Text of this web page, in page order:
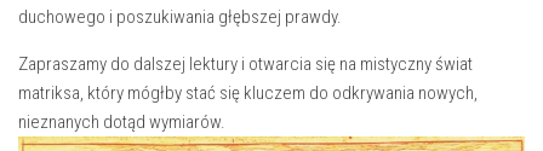
duchowego i ‌poszukiwania głębszej prawdy.
Zapraszamy do dalszej lektury i otwarcia się‍ na mistyczny świat​
matriksa, który mógłby⁣ stać się⁣ kluczem do odkrywania⁢ nowych,⁣
nieznanych dotąd wymiarów.